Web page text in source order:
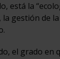
está la
la gestión de
el grado en